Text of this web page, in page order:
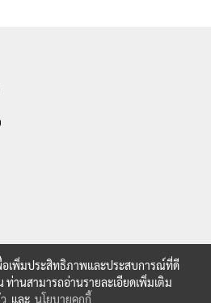
อเพิ่มประสิทธิภาพและประสบการณ์ที่ดี
ท่านสามารถอ่านรายละเอียดเพิ่มเติม
และ นโยบายคุกกี้